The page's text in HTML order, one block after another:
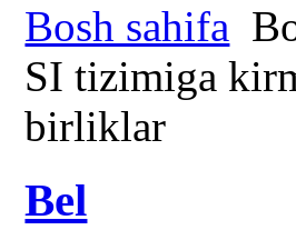
Bosh sahifa
SI tizimiga
birliklar
Bel